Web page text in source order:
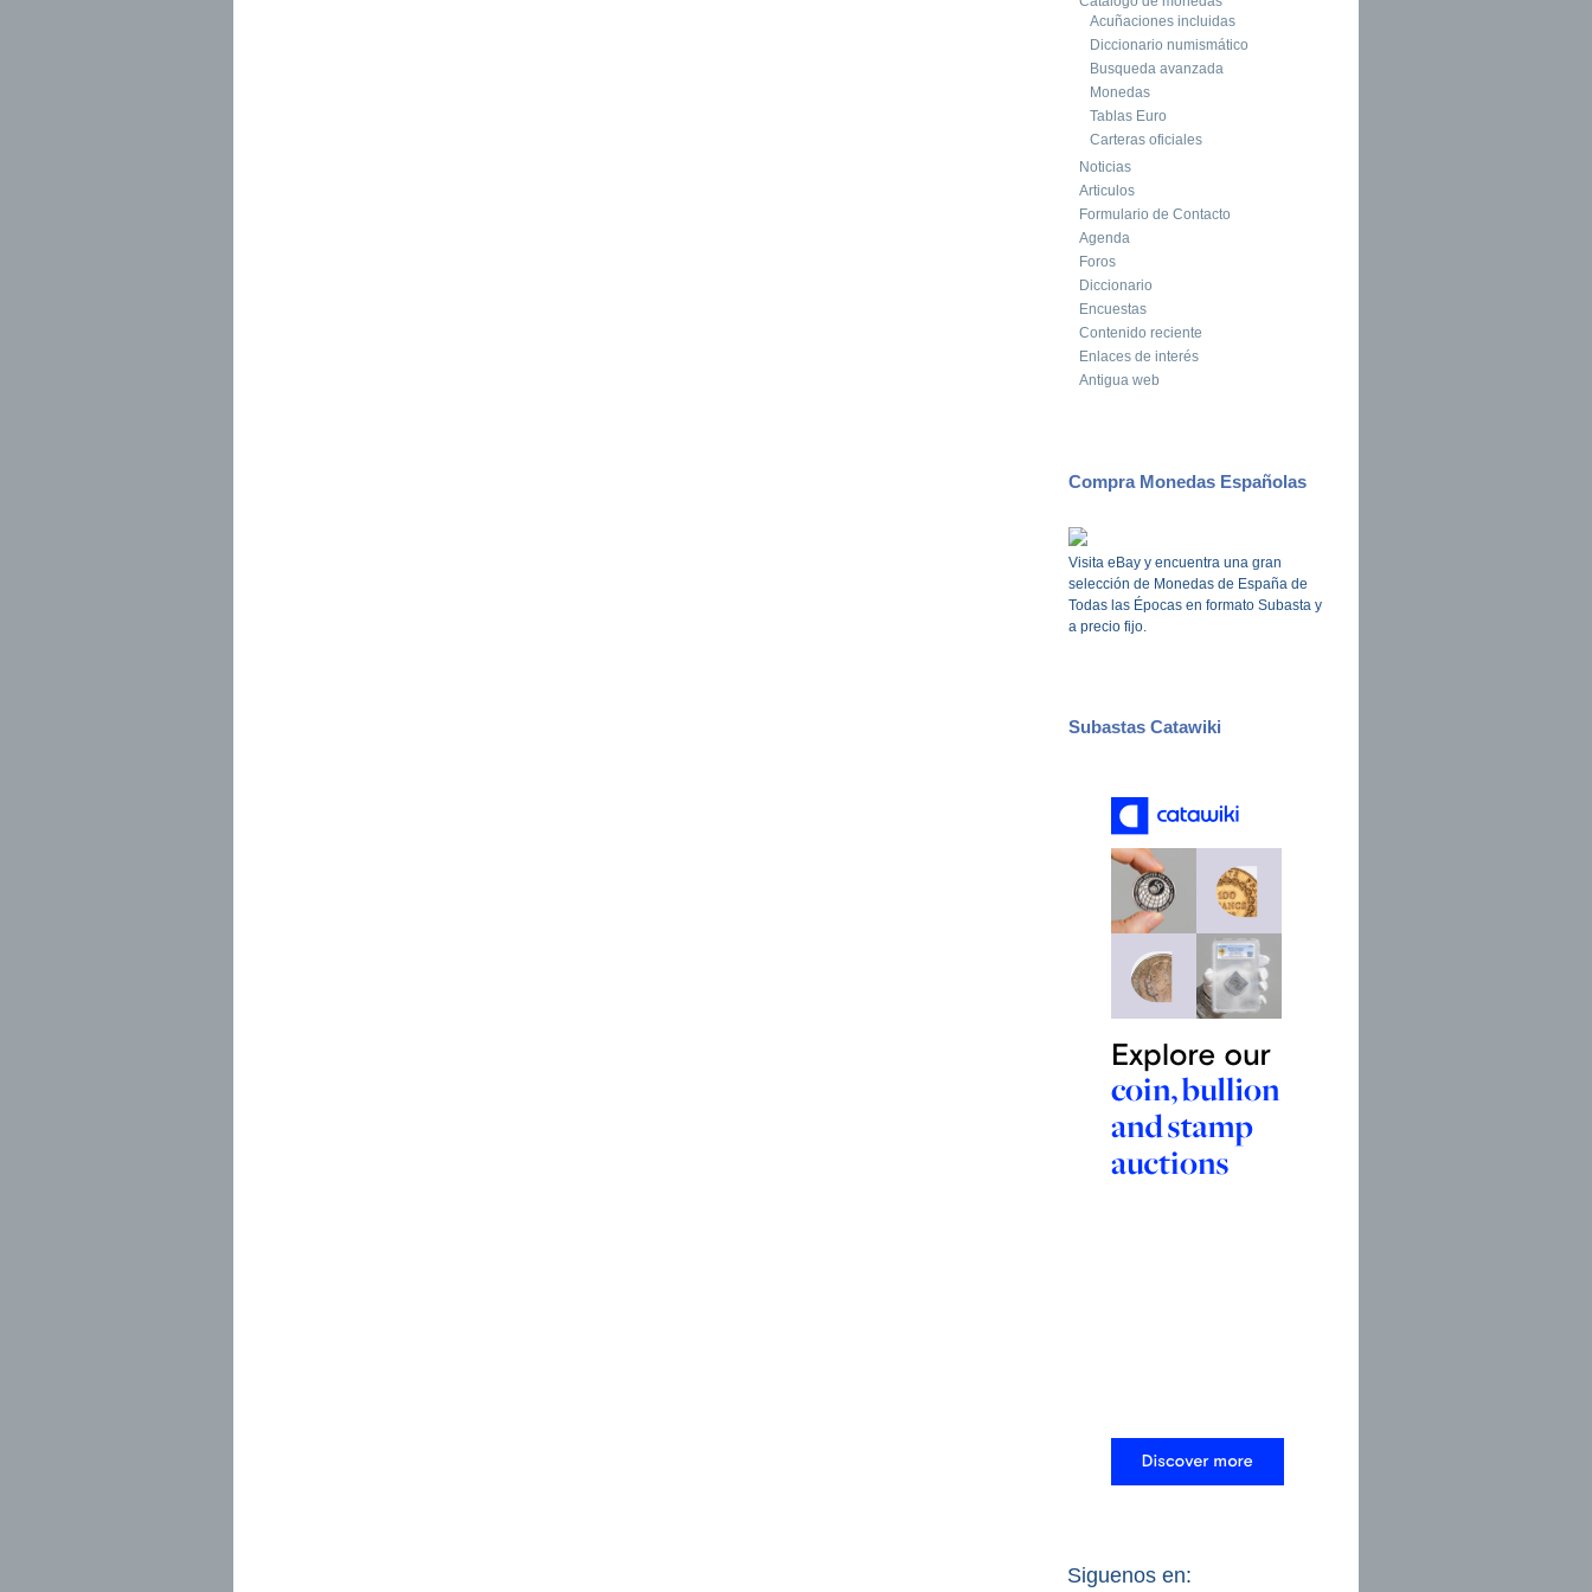
Acuñaciones incluidas
Diccionario numismático
Busqueda avanzada
Monedas
Tablas Euro
Carteras oficiales
Noticias
Articulos
Formulario de Contacto
Agenda
Foros
Diccionario
Encuestas
Contenido reciente
Enlaces de interés
Antigua web
Compra Monedas Españolas
Visita eBay y encuentra una gran
selección de Monedas de España de
Todas las Épocas en formato Subasta y
a precio fijo.
Subastas Catawiki
Siguenos en: